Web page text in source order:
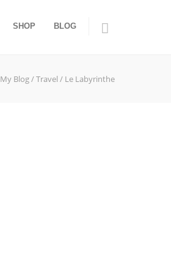
SHOP BLOG
My Blog/Travel / Le Labyrinthe